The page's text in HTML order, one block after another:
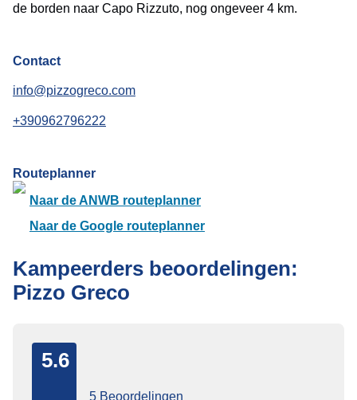
de borden naar Capo Rizzuto, nog ongeveer 4 km.
Contact
info@pizzogreco.com
+390962796222
Routeplanner
Naar de ANWB routeplanner
Naar de Google routeplanner
Kampeerders beoordelingen:
Pizzo Greco
5.6
5 Beoordelingen